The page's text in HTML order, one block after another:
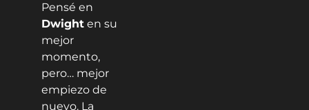
Pensé en
Dwight en su
mejor
momento,
pero… mejor
empiezo de
nuevo. La